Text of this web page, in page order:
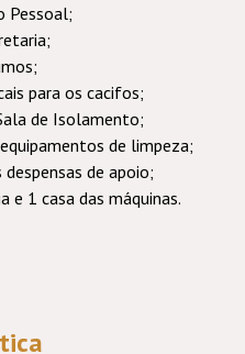
Pessoal;
para os cacifos;
de Isolamento;
de limpeza;
de apoio;
e 1 casa das máquinas.